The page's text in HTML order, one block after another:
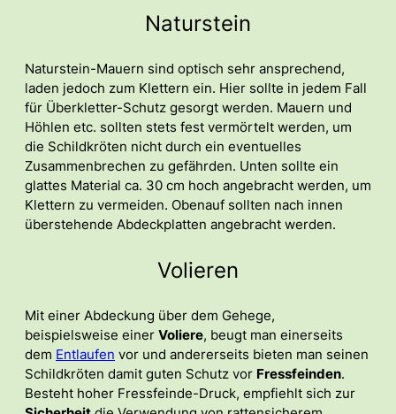
Naturstein
Naturstein-Mauern sind optisch sehr ansprechend,
laden jedoch zum Klettern ein. Hier sollte in jedem Fall
für Überkletter-Schutz gesorgt werden. Mauern und
Höhlen etc. sollten stets fest vermörtelt werden, um
die Schildkröten nicht durch ein eventuelles
Zusammenbrechen zu gefährden. Unten sollte ein
glattes Material ca. 30 cm hoch angebracht werden, um
Klettern zu vermeiden. Obenauf sollten nach innen
überstehende Abdeckplatten angebracht werden.
Volieren
Mit einer Abdeckung über dem Gehege,
beispielsweise einer Voliere, beugt man einerseits
dem Entlaufen vor und andererseits bieten man seinen
Schildkröten damit guten Schutz vor Fressfeinden.
Besteht hoher Fressfeinde-Druck, empfiehlt sich zur